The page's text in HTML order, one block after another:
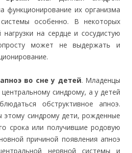
функционирование их организма
особенно. В некоторых
нагрузки на сердце и сосудистую
может не выдержать и
апноэ во сне у детей. Младенцы
синдрому, а у детей
обструктивное апноэ.
этому синдрому дети, рожденные
срока или получившие родовую
причиной появления апноэ
нервной системы и